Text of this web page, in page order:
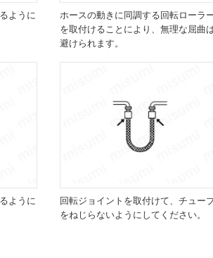
ように
ホースの動きに同調する回転ローラ
を取付けることにより、無理な屈曲
避けられます。
ように
回転ジョイントを取付けて、チュー
をねじらないようにしてください。